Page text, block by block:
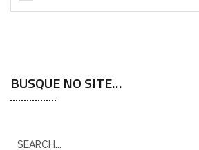
BUSQUE NO SITE…